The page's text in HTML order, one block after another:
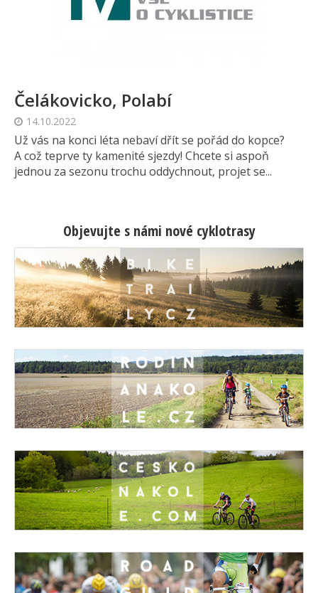
Čelákovicko, Polabí
14.10.2022
Už vás na konci léta nebaví dřít se pořád do kopce?
A což teprve ty kamenité sjezdy! Chcete si aspoň
jednou za sezonu trochu oddychnout, projet se...
Objevujte s námi nové cyklotrasy